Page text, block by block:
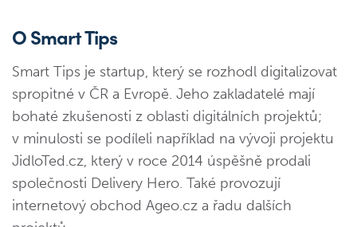
O Smart Tips
Smart Tips je startup, který se rozhodl digitalizovat
spropitné v ČR a Evropě. Jeho zakladatelé mají
bohaté zkušenosti z oblasti digitálních projektů;
v minulosti se podíleli například na vývoji projektu
JidloTed.cz, který v roce 2014 úspěšně prodali
společnosti Delivery Hero. Také provozují
internetový obchod Ageo.cz a řadu dalších